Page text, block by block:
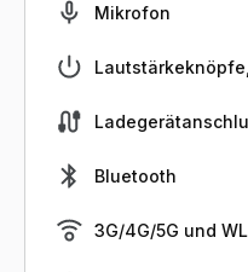
Mikrofon
Bluetooth
3G/4G/5G und